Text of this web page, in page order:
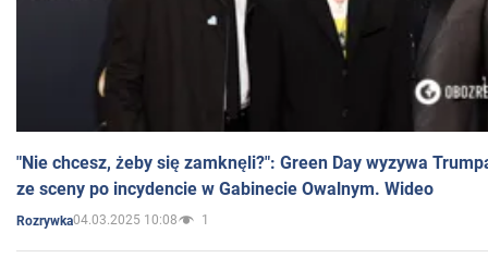
"Nie chcesz, żeby się zamknęli?": Green Day wyzywa
ze sceny po incydencie w Gabinecie Owalnym. Wideo
Rozrywka04.03.2025 10:08 1